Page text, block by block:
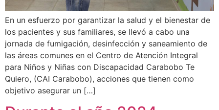
En un esfuerzo por garantizar la salud y el bienestar de
los pacientes y sus familiares, se llevó a cabo una
jornada de fumigación, desinfección y saneamiento de
las áreas comunes en el Centro de Atención Integral
para Niños y Niñas con Discapacidad Carabobo Te
Quiero, (CAI Carabobo), acciones que tienen como
objetivo asegurar un […]